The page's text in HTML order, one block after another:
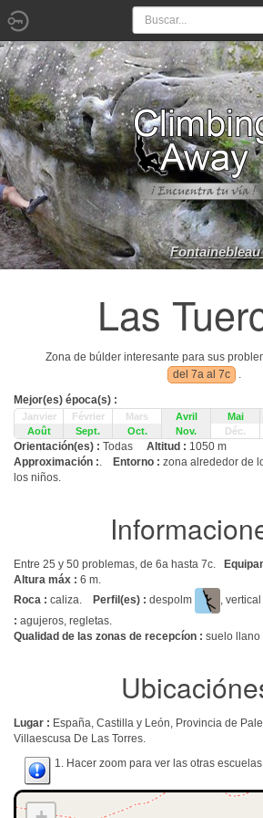
Las
Zona de búlder interesante para sus
del 7a al 7c
.
Mejor(es) época(s) :
Janvier Février Mars Avril Mai
Août
Sept. Oct. Nov. Déc.
Orientación(es) : Todas Altitud : 1050 m
Approximación :. Entorno : zona alrededor de
los niños.
Entre 25 y 50 problemas, de 6a hasta 7c.
Altura máx : 6 m.
Roca : caliza. Perfil(es) : despolm , vertical
: agujeros, regletas.
Qualidad de las zonas de recepcíon : suelo llano
Lugar : España, Castilla y León, Provincia de
Villaescusa De Las Torres.
1. Hacer zoom para ver las otras